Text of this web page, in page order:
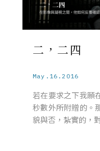
二，二四
May.16.2016
若在要求之下我願
秒數外所附贈的。
貌與否，紮實的，